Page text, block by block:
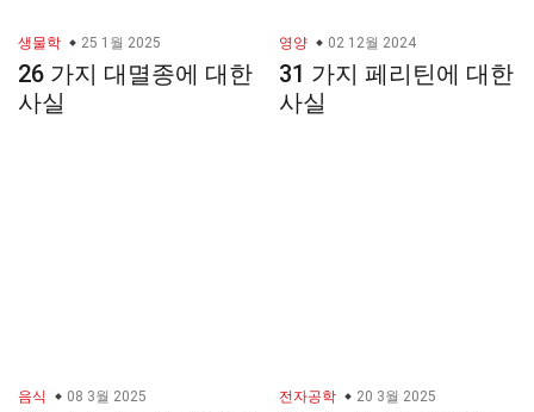
생물학 25 1월 2025
26 가지 대멸종에 대한
사실
영양 02 12월 2024
31 가지 페리틴에 대한
사실
음식 08 3월 2025 전자공학 20 3월 2025